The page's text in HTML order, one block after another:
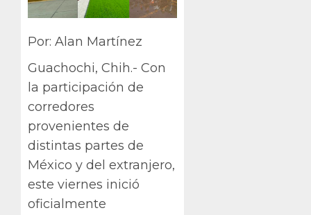
Por: Alan Martínez
Guachochi, Chih.- Con
la participación de
corredores
provenientes de
distintas partes de
México y del extranjero,
este viernes inició
oficialmente